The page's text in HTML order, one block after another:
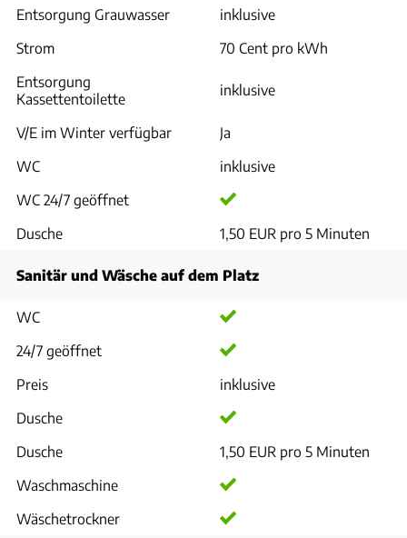
Entsorgung Grauwasser
inklusive
Strom
70 Cent pro kWh
Entsorgung
Kassettentoilette
inklusive
V/E im Winter verfügbar
Ja
WC
inklusive
WC 24/7 geöffnet
Dusche
1,50 EUR pro 5 Minuten
Sanitär und Wäsche auf dem Platz
WC
24/7 geöffnet
Preis
inklusive
Dusche
Dusche
1,50 EUR pro 5 Minuten
Waschmaschine
Wäschetrockner